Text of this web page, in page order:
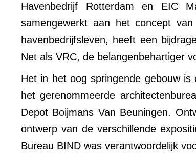
Havenbedrijf Rotterdam en EIC
samengewerkt aan het concept
havenbedrijfsleven, heeft een
Net als VRC, de belangenbehartiger
Het in het oog springende gebouw
het gerenommeerde
Depot Boijmans Van Beuningen.
ontwerp van de verschillende
Bureau BIND was verantwoordelijk